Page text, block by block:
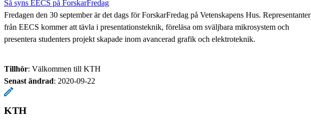
Så syns EECS på ForskarFredag
Fredagen den 30 september är det dags för ForskarFredag på Vetenskapens Hus. Representanter
från EECS kommer att tävla i presentationsteknik, föreläsa om sväljbara mikrosystem och
presentera studenters projekt skapade inom avancerad grafik och elektroteknik.
Tillhör: Välkommen till KTH
Senast ändrad: 2020-09-22
KTH